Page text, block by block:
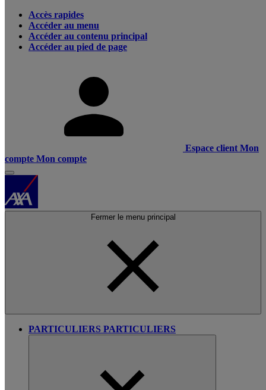
Accès rapides
Accéder au menu
Accéder au contenu principal
Accéder au pied de page
Espace client Mon
compte Mon compte
Fermer le menu principal
PARTICULIERS PARTICULIERS